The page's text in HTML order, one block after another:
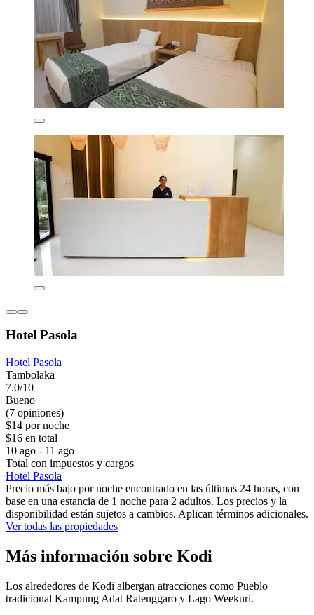
Hotel Pasola
Hotel Pasola
Tambolaka
7.0/10
Bueno
(7 opiniones)
$14 por noche
$16 en total
10 ago - 11 ago
Total con impuestos y cargos
Hotel Pasola
Precio más bajo por noche encontrado en las últimas 24 horas, con
base en una estancia de 1 noche para 2 adultos. Los precios y la
disponibilidad están sujetos a cambios. Aplican términos adicionales.
Ver todas las propiedades
Más información sobre Kodi
Los alrededores de Kodi albergan atracciones como Pueblo
tradicional Kampung Adat Ratenggaro y Lago Weekuri.